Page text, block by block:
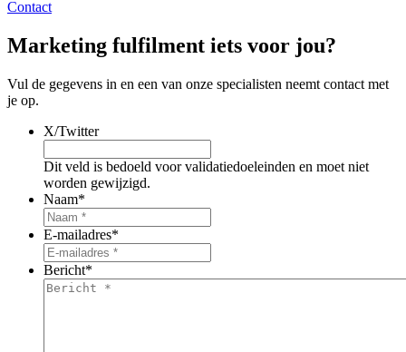
Contact
Marketing fulfilment iets voor jou?
Vul de gegevens in en een van onze specialisten neemt contact met
je op.
X/Twitter
Dit veld is bedoeld voor validatiedoeleinden en moet niet
worden gewijzigd.
Naam*
E-mailadres*
Bericht*